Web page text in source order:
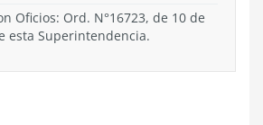
Oficios: Ord. N°16723, de 10 de
esta Superintendencia.